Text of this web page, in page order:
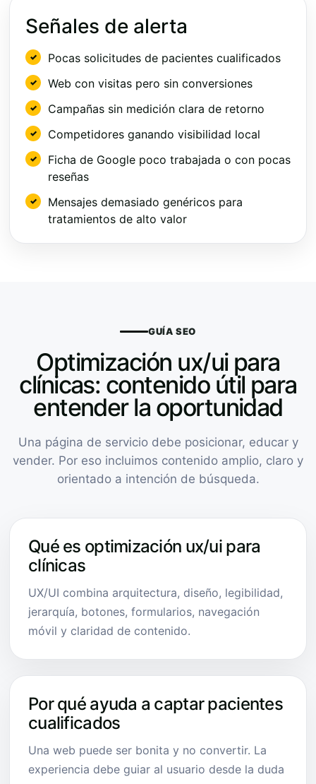
Señales de alerta
Pocas solicitudes de pacientes cualificados
Web con visitas pero sin conversiones
Campañas sin medición clara de retorno
Competidores ganando visibilidad local
Ficha de Google poco trabajada o con pocas
reseñas
Mensajes demasiado genéricos para
tratamientos de alto valor
GUÍA SEO
Optimización ux/ui para
clínicas: contenido útil para
entender la oportunidad
Una página de servicio debe posicionar, educar y
vender. Por eso incluimos contenido amplio, claro y
orientado a intención de búsqueda.
Qué es optimización ux/ui para
clínicas
UX/UI combina arquitectura, diseño, legibilidad,
jerarquía, botones, formularios, navegación
móvil y claridad de contenido.
Por qué ayuda a captar pacientes
cualificados
Una web puede ser bonita y no convertir. La
experiencia debe guiar al usuario desde la duda